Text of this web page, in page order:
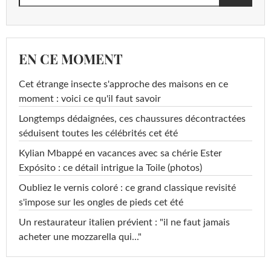
EN CE MOMENT
Cet étrange insecte s'approche des maisons en ce
moment : voici ce qu'il faut savoir
Longtemps dédaignées, ces chaussures décontractées
séduisent toutes les célébrités cet été
Kylian Mbappé en vacances avec sa chérie Ester
Expósito : ce détail intrigue la Toile (photos)
Oubliez le vernis coloré : ce grand classique revisité
s'impose sur les ongles de pieds cet été
Un restaurateur italien prévient : "il ne faut jamais
acheter une mozzarella qui..."